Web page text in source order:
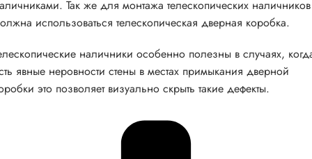
Так же для монтажа телескопических наличников
использоваться телескопическая дверная коробка.
наличники особенно полезны в случаях,
явные неровности стены в местах примыкания дверной
это позволяет визуально скрыть такие дефекты.